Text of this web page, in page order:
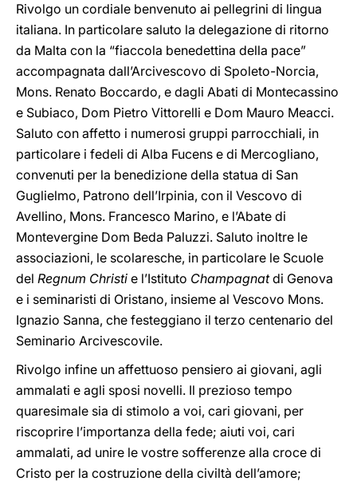
Rivolgo un cordiale benvenuto ai pellegrini di lingua
italiana. In particolare saluto la delegazione di ritorno
da Malta con la “fiaccola benedettina della pace”
accompagnata dall’Arcivescovo di Spoleto-Norcia,
Mons. Renato Boccardo, e dagli Abati di Montecassino
e Subiaco, Dom Pietro Vittorelli e Dom Mauro Meacci.
Saluto con affetto i numerosi gruppi parrocchiali, in
particolare i fedeli di Alba Fucens e di Mercogliano,
convenuti per la benedizione della statua di San
Guglielmo, Patrono dell’Irpinia, con il Vescovo di
Avellino, Mons. Francesco Marino, e l’Abate di
Montevergine Dom Beda Paluzzi. Saluto inoltre le
associazioni, le scolaresche, in particolare le Scuole
del Regnum Christi e l’Istituto Champagnatdi Genova
e i seminaristi di Oristano, insieme al Vescovo Mons.
Ignazio Sanna, che festeggiano il terzo centenario del
Seminario Arcivescovile.
Rivolgo infine un affettuoso pensiero ai giovani, agli
ammalati e agli sposi novelli. Il prezioso tempo
quaresimale sia di stimolo a voi, cari giovani, per
riscoprire l’importanza della fede; aiuti voi, cari
ammalati, ad unire le vostre sofferenze alla croce di
Cristo per la costruzione della civiltà dell’amore;